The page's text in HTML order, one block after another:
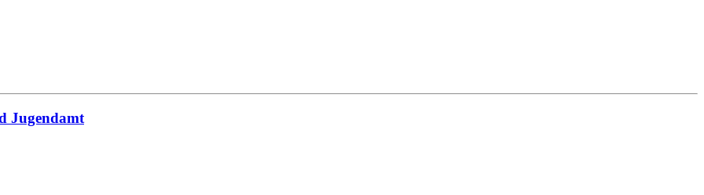
Jugendamt